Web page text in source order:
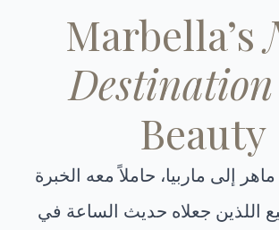
Marbella’s
Destination
Beauty
إلى ماربيا، حاملاً معه الخبرة
اللذين جعلاه حديث الساعة في